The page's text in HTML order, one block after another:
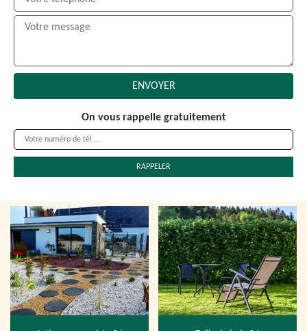
On vous rappelle gratuitement